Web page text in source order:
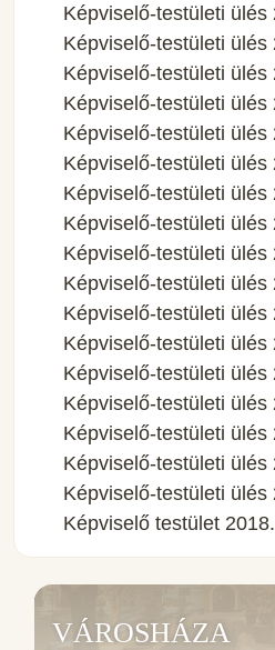
Képviselő-testületi ülés
Képviselő-testületi ülés
Képviselő-testületi ülés
Képviselő-testületi ülés
Képviselő-testületi ülés
Képviselő-testületi ülés
Képviselő-testületi ülés
Képviselő-testületi ülés
Képviselő-testületi ülés
Képviselő-testületi ülés
Képviselő-testületi ülés
Képviselő-testületi ülés
Képviselő-testületi ülés
Képviselő-testületi ülés
Képviselő-testületi ülés
Képviselő-testületi ülés
Képviselő-testületi ülés
Képviselő testület
VÁROSHÁZA